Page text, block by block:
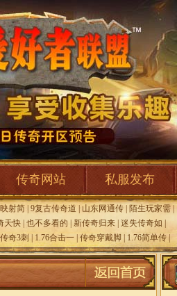
传奇网站 私服发布
射简 9复古传奇道 山东网通传 陌生玩家需
天快 也不多看的 新传奇归来 迷失传奇如
奇3刺 1.76合击一 传奇穿戴脚 1.76简单传